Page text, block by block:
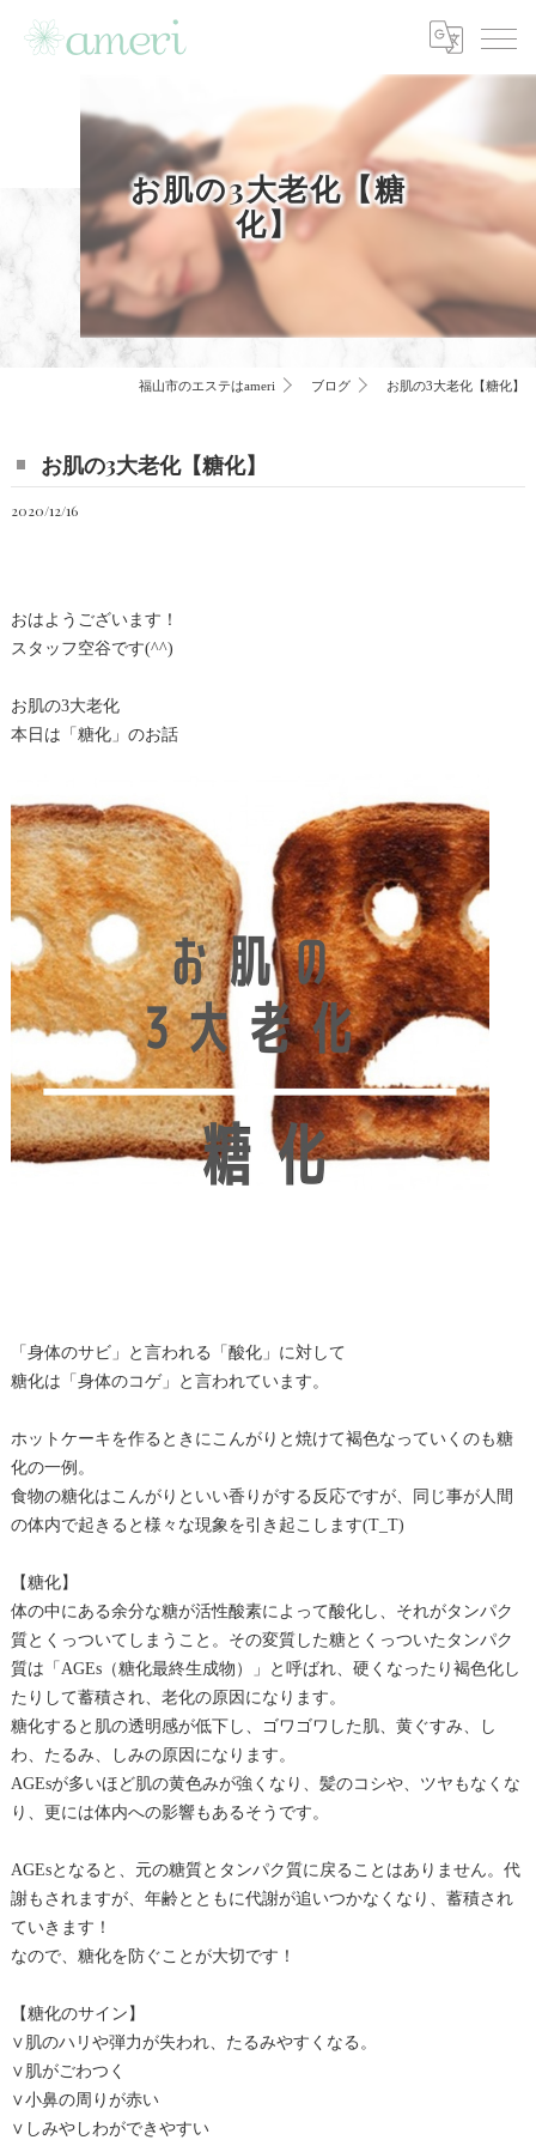
お肌の3大老化【糖
化】
福山市のエステはameri ブログ お肌の3大老化【糖化】
お肌の3大老化【糖化】
2020/12/16
おはようございます！
スタッフ空谷です(^^)
お肌の3大老化
本日は「糖化」のお話
「身体のサビ」と言われる「酸化」に対して
糖化は「身体のコゲ」と言われています。
ホットケーキを作るときにこんがりと焼けて褐色なっていくのも糖
化の一例。
食物の糖化はこんがりといい香りがする反応ですが、同じ事が人間
の体内で起きると様々な現象を引き起こします(T_T)
【糖化】
体の中にある余分な糖が活性酸素によって酸化し、それがタンパク
質とくっついてしまうこと。その変質した糖とくっついたタンパク
質は「AGEs（糖化最終生成物）」と呼ばれ、硬くなったり褐色化し
たりして蓄積され、老化の原因になります。
糖化すると肌の透明感が低下し、ゴワゴワした肌、黄ぐすみ、し
わ、たるみ、しみの原因になります。
AGEsが多いほど肌の黄色みが強くなり、髪のコシや、ツヤもなくな
り、更には体内への影響もあるそうです。
AGEsとなると、元の糖質とタンパク質に戻ることはありません。代
謝もされますが、年齢とともに代謝が追いつかなくなり、蓄積され
ていきます！
なので、糖化を防ぐことが大切です！
【糖化のサイン】
∨肌のハリや弾力が失われ、たるみやすくなる。
∨肌がごわつく
∨小鼻の周りが赤い
∨しみやしわができやすい